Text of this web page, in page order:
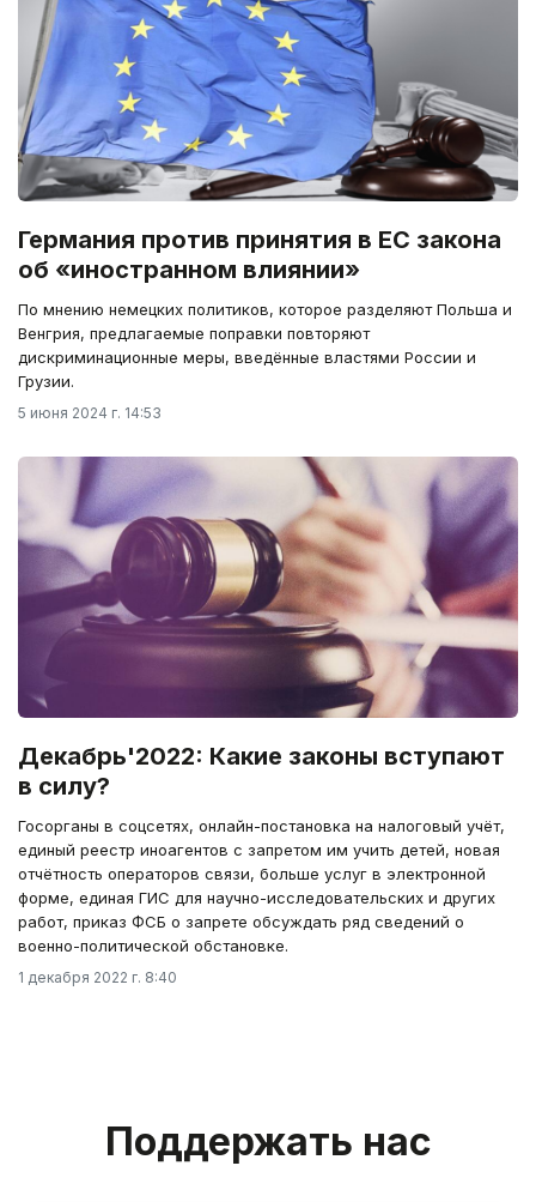
Германия против принятия в ЕС закона
об «иностранном влиянии»
По мнению немецких политиков, которое разделяют Польша и
Венгрия, предлагаемые поправки повторяют
дискриминационные меры, введённые властями России и
Грузии.
5 июня 2024 г. 14:53
Декабрь'2022: Какие законы вступают
в силу?
Госорганы в соцсетях, онлайн-постановка на налоговый учёт,
единый реестр иноагентов с запретом им учить детей, новая
отчётность операторов связи, больше услуг в электронной
форме, единая ГИС для научно-исследовательских и других
работ, приказ ФСБ о запрете обсуждать ряд сведений о
военно-политической обстановке.
1 декабря 2022 г. 8:40
Поддержать нас